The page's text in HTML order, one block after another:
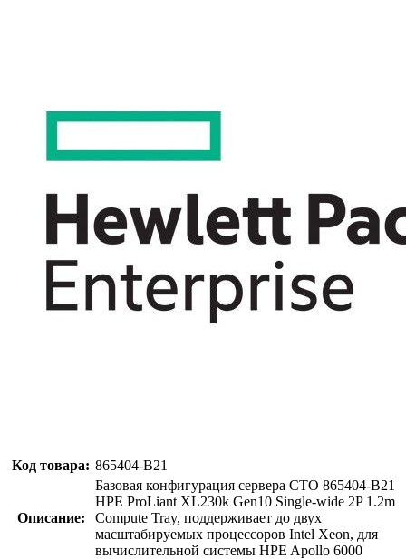
Код товара: 865404-B21
Описание:
Базовая конфигурация сервера CTO 865404-B21
HPE ProLiant XL230k Gen10 Single-wide 2P 1.2m
Compute Tray, поддерживает до двух
масштабируемых процессоров Intel Xeon, для
вычислительной системы HPE Apollo 6000